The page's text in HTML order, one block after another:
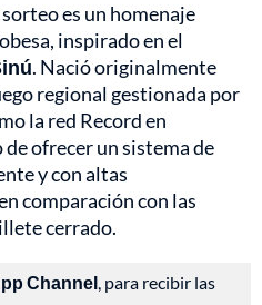
es un homenaje
inspirado en el
. Nació originalmente
regional gestionada por
la red Record en
ofrecer un sistema de
y con altas
comparación con las
cerrado.
Channel, para recibir las